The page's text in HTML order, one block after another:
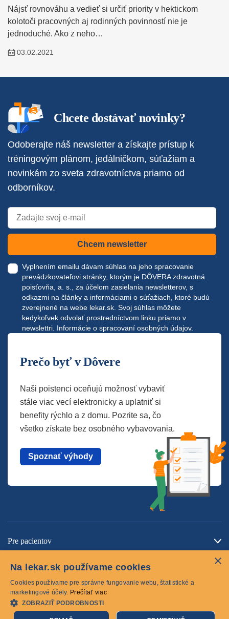
Nájsť rovnováhu a vedieť si určiť priority v hektickom
kolotoči pracovných aj rodinných povinností nie je
jednoduché. Ako z neho…
03.02.2021
Chcete dostávať novinky?
Odoberajte náš newsletter a získajte prístup k
tréningovým plánom, jedálničkom, súťažiam a
novinkám zo sveta zdravotníctva priamo od
odborníkov.
Chcem newsletter
Vyplnením emailu dávam súhlas na jeho spracovanie
prevádzkovateľovi stránky, ktorým je DÔVERA zdravotná
poisťovňa, a. s., za účelom zasielania newsletterov, s
odkazmi na články a informáciami o súťažiach, ktoré budú
zverejnené na webe lekar.sk . Svoj súhlas môžete
kedykoľvek odvolať prostredníctvom linku priamo v
newslettri. Informácie o spracovaní osobných údajov.
Prečo byť v Dôvere
Naši poistenci oceňujú možnosť vybaviť
stále viac vecí elektronicky a uplatniť si
benefity rýchlo a z domu. Pozrite sa, čo
všetko získate bez osobného vybavovania.
Spoznať výhody
Pre pacientov
Cookies
×
Na lekar.sk používame cookies
Cookies používame pre správne fungovanie webu, štatistické a
marketingové účely. Prečítať viac
ZOBRAZIŤ PODROBNOSTI